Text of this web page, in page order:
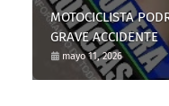
MOTOCICLISTA
GRAVE ACCIDENTE
mayo 11, 2026